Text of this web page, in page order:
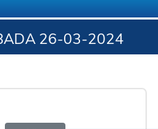
26-03-2024